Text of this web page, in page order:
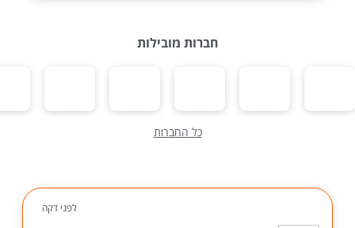
חברות מובילות
כל החברות
לפני דקה